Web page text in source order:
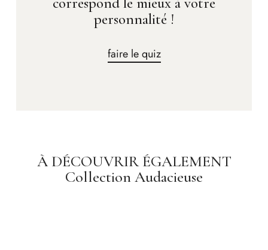
personnalité !
faire le quiz
À DÉCOUVRIR ÉGALEMENT
Collection Audacieuse